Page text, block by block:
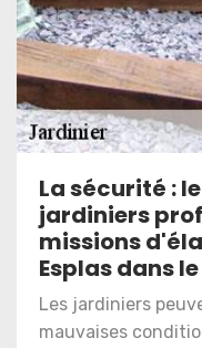
La sécurité :
jardiniers
missions
Esplas dans
Les jardiniers
mauvaises